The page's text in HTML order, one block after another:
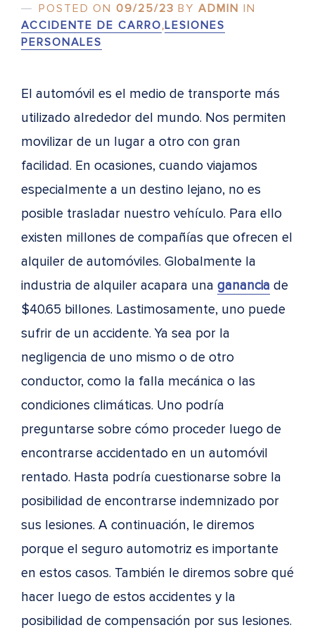
POSTED ON09/25/23 BYADMIN IN
ACCIDENTE DE CARRO,LESIONES
PERSONALES
El automóvil es el medio de transporte más
utilizado alrededor del mundo. Nos permiten
movilizar de un lugar a otro con gran
facilidad. En ocasiones, cuando viajamos
especialmente a un destino lejano, no es
posible trasladar nuestro vehículo. Para ello
existen millones de compañías que ofrecen el
alquiler de automóviles. Globalmente la
industria de alquiler acapara una ganancia de
$40.65 billones. Lastimosamente, uno puede
sufrir de un accidente. Ya sea por la
negligencia de uno mismo o de otro
conductor, como la falla mecánica o las
condiciones climáticas. Uno podría
preguntarse sobre cómo proceder luego de
encontrarse accidentado en un automóvil
rentado. Hasta podría cuestionarse sobre la
posibilidad de encontrarse indemnizado por
sus lesiones. A continuación, le diremos
porque el seguro automotriz es importante
en estos casos. También le diremos sobre qué
hacer luego de estos accidentes y la
posibilidad de compensación por sus lesiones.